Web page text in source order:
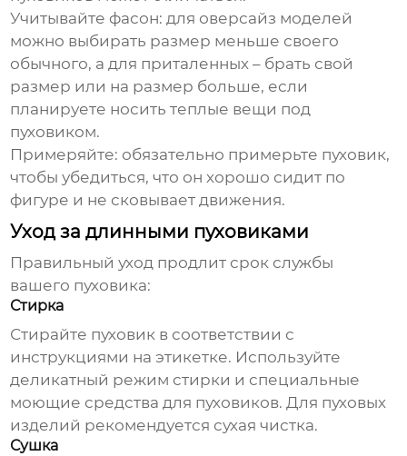
Учитывайте фасон: для оверсайз моделей
можно выбирать размер меньше своего
обычного, а для приталенных – брать свой
размер или на размер больше, если
планируете носить теплые вещи под
пуховиком.
Примеряйте: обязательно примерьте пуховик,
чтобы убедиться, что он хорошо сидит по
фигуре и не сковывает движения.
Уход за длинными пуховиками
Правильный уход продлит срок службы
вашего пуховика:
Стирка
Стирайте пуховик в соответствии с
инструкциями на этикетке. Используйте
деликатный режим стирки и специальные
моющие средства для пуховиков. Для пуховых
изделий рекомендуется сухая чистка.
Сушка